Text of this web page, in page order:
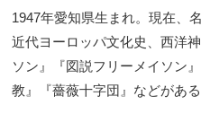
1947年愛知県生まれ。現在、
近代ヨーロッパ文化史、西洋
ソン』『図説フリーメイソン
教』『薔薇十字団』などがある